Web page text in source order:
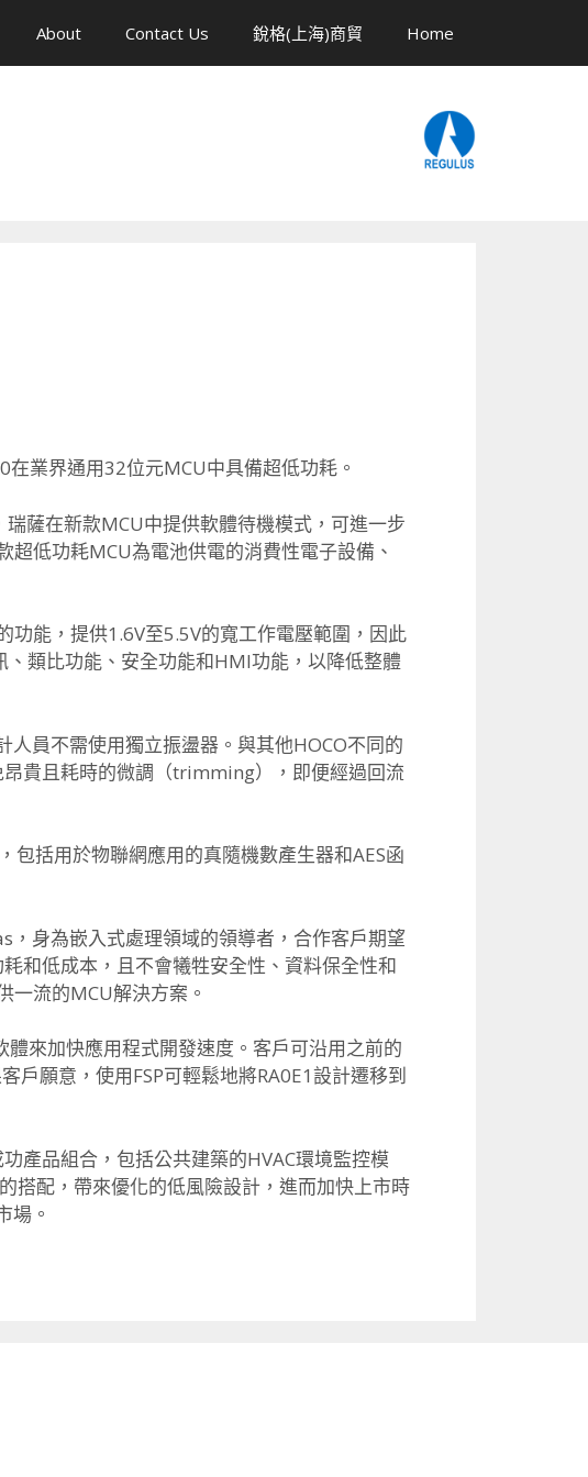
About Contact Us 銳格(上海)商貿 Home
業界通用32位元MCU中具備超低功耗。
薩在新款MCU中提供軟體待機模式，可進一步
低功耗MCU為電池供電的消費性電子設備、
功能，提供1.6V至5.5V的寬工作電壓範圍，因此
類比功能、安全功能和HMI功能，以降低整體
員不需使用獨立振盪器。與其他HOCO不同的
貴且耗時的微調（trimming），即便經過回流
包括用於物聯網應用的真隨機數產生器和AES函
身為嵌入式處理領域的領導者，合作客戶期望
和低成本，且不會犧牲安全性、資料保全性和
一流的MCU解決方案。
體來加快應用程式開發速度。客戶可沿用之前的
戶願意，使用FSP可輕鬆地將RA0E1設計遷移到
產品組合，包括公共建築的HVAC環境監控模
搭配，帶來優化的低風險設計，進而加快上市時
場。